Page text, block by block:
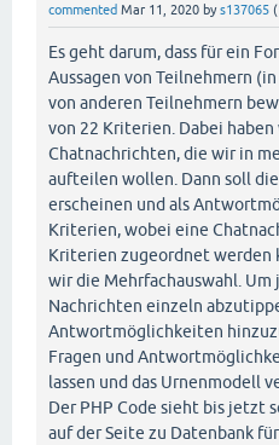
commented Mar 11, 2020 bys137065 (
Es geht darum, dass für ein
Aussagen von Teilnehmern
von anderen Teilnehmern
von 22 Kriterien. Dabei haben
Chatnachrichten, die wir in
aufteilen wollen. Dann soll
erscheinen und als
Kriterien, wobei eine
Kriterien zugeordnet werden
wir die Mehrfachauswahl.
Nachrichten einzeln
Antwortmöglichkeiten
Fragen und
lassen und das Urnenmodell
Der PHP Code sieht bis jetzt
auf der Seite zu Datenbank